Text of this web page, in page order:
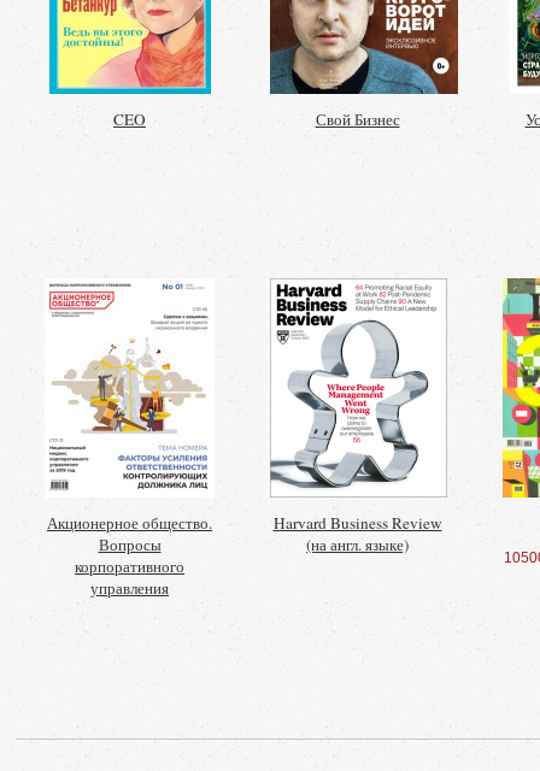
CEO Свой Бизнес
Акционерное общество.
Вопросы
корпоративного
управления
Harvard Business Review
(на англ. языке)